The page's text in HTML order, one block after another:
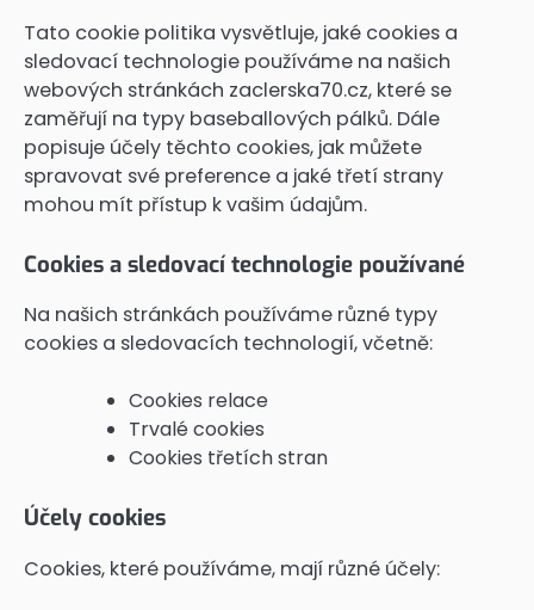
Tato cookie politika vysvětluje, jaké cookies a
sledovací technologie používáme na našich
webových stránkách zaclerska70.cz, které se
zaměřují na typy baseballových pálků. Dále
popisuje účely těchto cookies, jak můžete
spravovat své preference a jaké třetí strany
mohou mít přístup k vašim údajům.
Cookies a sledovací technologie používané
Na našich stránkách používáme různé typy
cookies a sledovacích technologií, včetně:
Cookies relace
Trvalé cookies
Cookies třetích stran
Účely cookies
Cookies, které používáme, mají různé účely: